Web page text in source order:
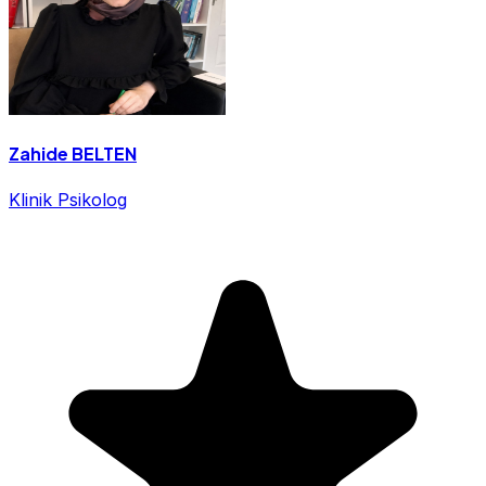
Zahide BELTEN
Klinik Psikolog